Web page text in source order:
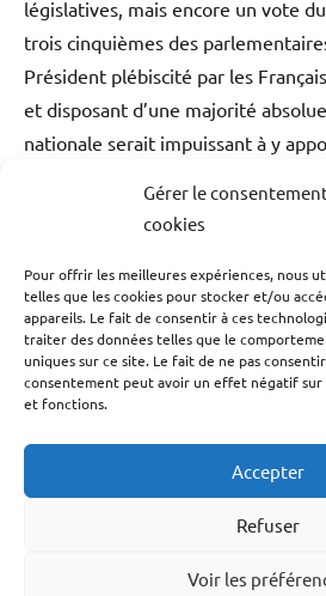
Gérer le
cookies
Pour offrir les meilleures expériences, nous
telles que les cookies pour stocker et/ou
appareils. Le fait de consentir à ces
traiter des données telles que le
uniques sur ce site. Le fait de ne pas
consentement peut avoir un effet négatif
et fonctions.
Accepter
Refuser
Voir les
législatives, mais encore un vote
trois cinquièmes des
Président plébiscité par les
et disposant d’une majorité
nationale serait impuissant à y
avec
avortement
aux
Antilles
avortement
Monde
Navigation
de
l’article
Publication précédente
Les Outremers des territoires
des homicides toujours plus
Salon de l’agriculture
les
Facebook
YouTube
TikTok